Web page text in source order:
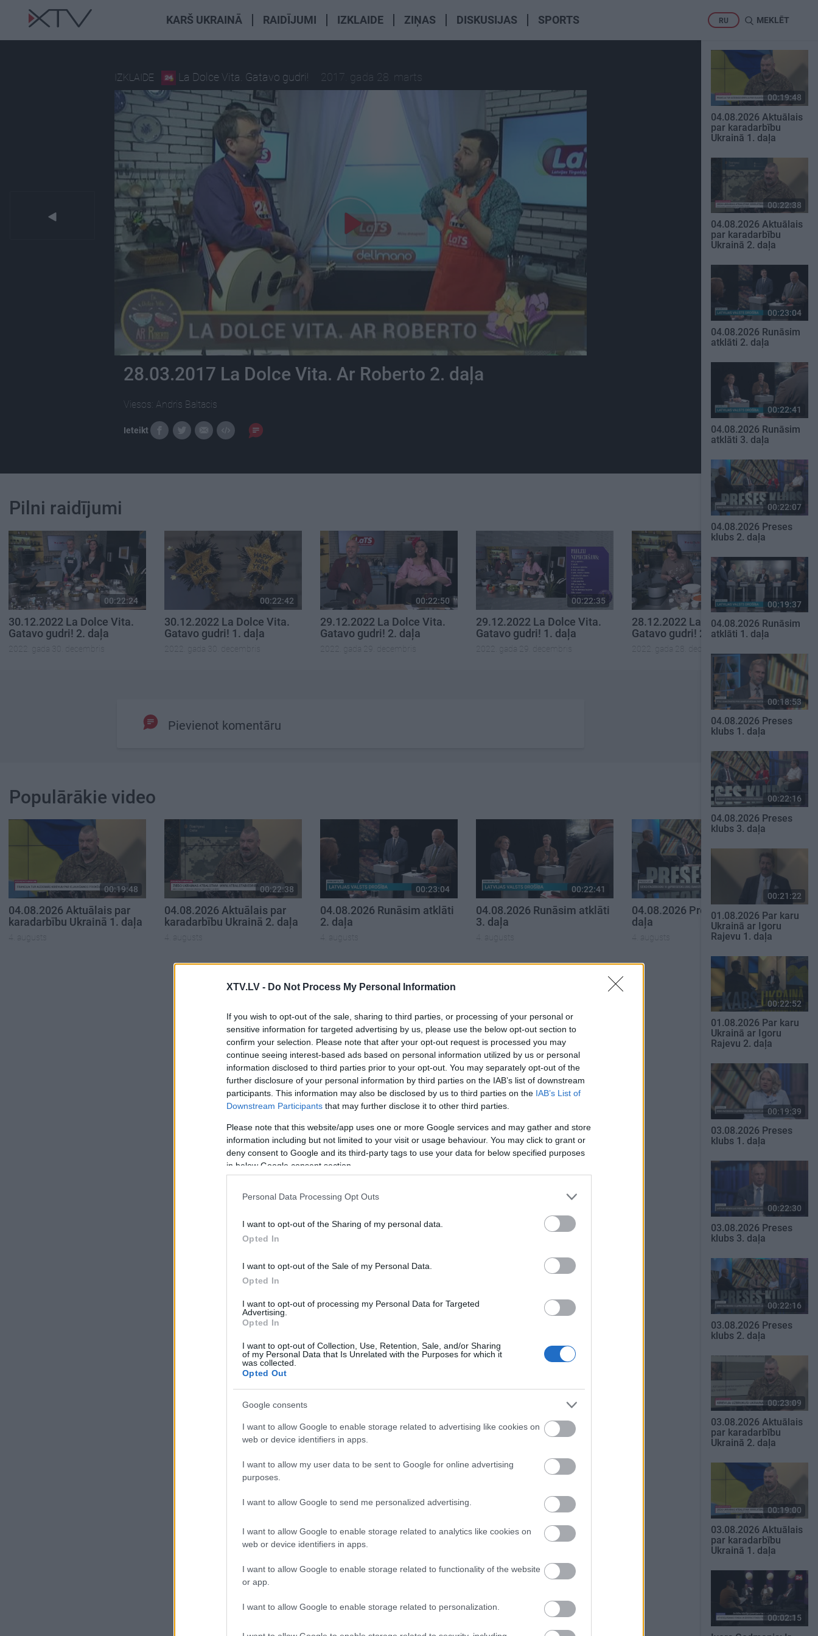
XTV.LV - Do Not Process My Personal Information
If you wish to opt-out of the sale, sharing to third parties, or processing of your personal or
sensitive information for targeted advertising by us, please use the below opt-out section to
confirm your selection. Please note that after your opt-out request is processed you may
continue seeing interest-based ads based on personal information utilized by us or personal
information disclosed to third parties prior to your opt-out. You may separately opt-out of the
further disclosure of your personal information by third parties on the IAB’s list of downstream
participants. This information may also be disclosed by us to third parties on the IAB’s List of
Downstream Participants that may further disclose it to other third parties.
Please note that this website/app uses one or more Google services and may gather and store
information including but not limited to your visit or usage behaviour. You may click to grant or
deny consent to Google and its third-party tags to use your data for below specified purposes
in below Google consent section.
Personal Data Processing Opt Outs
I want to opt-out of the Sharing of my personal data.
Opted In
I want to opt-out of the Sale of my Personal Data.
Opted In
I want to opt-out of processing my Personal Data for Targeted
Advertising.
Opted In
I want to opt-out of Collection, Use, Retention, Sale, and/or Sharing
of my Personal Data that Is Unrelated with the Purposes for which it
was collected.
Opted Out
Google consents
I want to allow Google to enable storage related to advertising like cookies on
web or device identifiers in apps.
I want to allow my user data to be sent to Google for online advertising
purposes.
I want to allow Google to send me personalized advertising.
I want to allow Google to enable storage related to analytics like cookies on
web or device identifiers in apps.
I want to allow Google to enable storage related to functionality of the website
or app.
I want to allow Google to enable storage related to personalization.
KARŠ UKRAINĀ RAIDĪJUMI IZKLAIDE ZIŅAS DISKUSIJAS SPORTS RU MEKLĒT
IZKLAIDE La Dolce Vita. Gatavo gudri! 2017. gada 28. marts
28.03.2017 La Dolce Vita. Ar Roberto 2. daļa
Viesos: Andris Baltacis
Ieteikt
Pilni raidījumi
00:22:24
30.12.2022 La Dolce Vita.
Gatavo gudri! 2. daļa
2022. gada 30. decembris
00:22:42
30.12.2022 La Dolce Vita.
Gatavo gudri! 1. daļa
2022. gada 30. decembris
00:22:50
29.12.2022 La Dolce Vita.
Gatavo gudri! 2. daļa
2022. gada 29. decembris
00:22:35
29.12.2022 La Dolce Vita.
Gatavo gudri! 1. daļa
2022. gada 29. decembris
00:22:35
28.12.2022 La Dolce Vita.
Gatavo gudri! 2. daļa
2022. gada 28. decembris
Pievienot komentāru
Populārākie video
00:19:48
04.08.2026 Aktuālais par
karadarbību Ukrainā 1. daļa
4. augusts
00:22:38
04.08.2026 Aktuālais par
karadarbību Ukrainā 2. daļa
4. augusts
00:23:04
04.08.2026 Runāsim atklāti
2. daļa
4. augusts
00:22:41
04.08.2026 Runāsim atklāti
3. daļa
4. augusts
00:22:07
04.08.2026 Preses klubs 2.
daļa
4. augusts
SKATĪT VISUS
00:19:48
04.08.2026 Aktuālais
par karadarbību
Ukrainā 1. daļa
00:22:38
04.08.2026 Aktuālais
par karadarbību
Ukrainā 2. daļa
00:23:04
04.08.2026 Runāsim
atklāti 2. daļa
00:22:41
04.08.2026 Runāsim
atklāti 3. daļa
00:22:07
04.08.2026 Preses
klubs 2. daļa
00:19:37
04.08.2026 Runāsim
atklāti 1. daļa
00:18:53
04.08.2026 Preses
klubs 1. daļa
00:22:16
04.08.2026 Preses
klubs 3. daļa
00:21:22
01.08.2026 Par karu
Ukrainā ar Igoru
Rajevu 1. daļa
00:22:52
01.08.2026 Par karu
Ukrainā ar Igoru
Rajevu 2. daļa
00:19:39
03.08.2026 Preses
klubs 1. daļa
00:22:30
03.08.2026 Preses
klubs 3. daļa
00:22:16
03.08.2026 Preses
klubs 2. daļa
00:23:09
03.08.2026 Aktuālais
par karadarbību
Ukrainā 2. daļa
00:19:00
03.08.2026 Aktuālais
par karadarbību
Ukrainā 1. daļa
00:02:15